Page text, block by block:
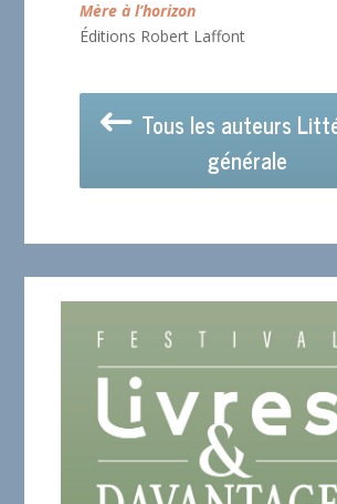
Mère à l’horizon
Éditions Robert Laffont
Tous les auteurs
générale